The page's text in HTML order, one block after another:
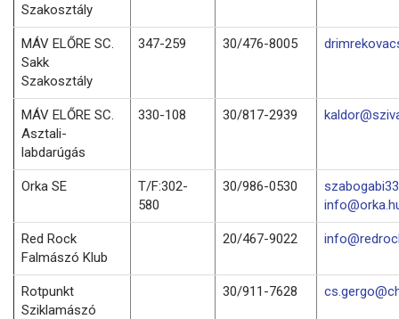
Szakosztály
MÁV ELŐRE SC.
Sakk
Szakosztály
347-259 30/476-8005
MÁV ELŐRE SC.
Asztali-
labdarúgás
330-108 30/817-2939
Orka SE
T/F:302-
580
30/986-0530
Red Rock
Falmászó Klub
20/467-9022
Rotpunkt
Sziklamászó
30/911-7628